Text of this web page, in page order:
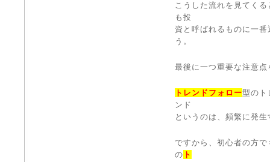
こうした流れを見てくる
も投
資と呼ばれるものに一
う。
最後に一つ重要な注意
トレンドフォロー型のト
ンド
というのは、頻繁に発
ですから、初心者の方
の ト